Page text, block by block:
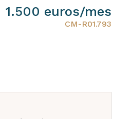
1.500 euros/mes
CM-R01.793